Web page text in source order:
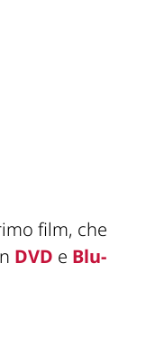
film, che
DVD e Blu-